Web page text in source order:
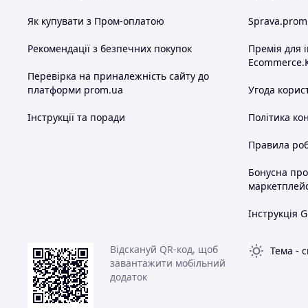
Як купувати з Пром-оплатою
Рекомендації з безпечних покупок
Перевірка на приналежність сайту до
платформи prom.ua
Інструкції та поради
Премія для
Угода
Політика
Правила
Бонусна
Інструкція
Відскануй QR-код, щоб
завантажити мобільний
додаток
Тема -